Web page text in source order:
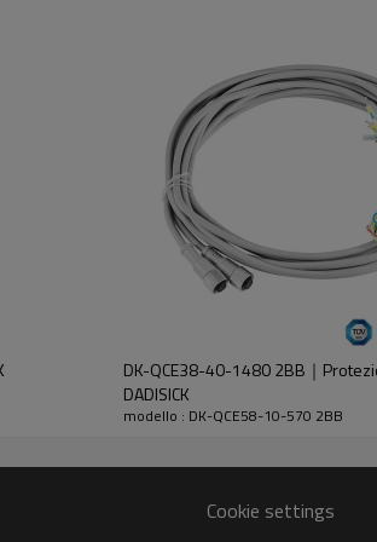
dell'emettitore e del ricevitore.
DK-QCE38-40-1480 2BB｜
DADISICK
modello : DK-QCE58-10-570 2BB
Cookie settings